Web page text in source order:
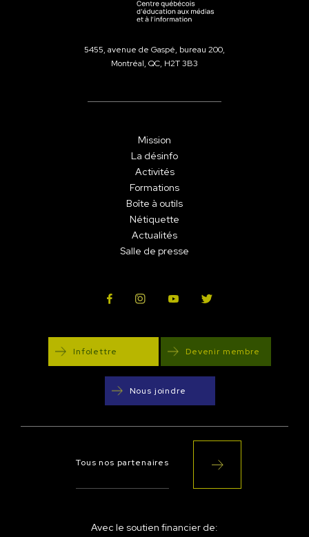
5455, avenue de Gaspé, bureau 200,
Montréal, QC, H2T 3B3
Mission
La désinfo
Activités
Formations
Boîte à outils
Nétiquette
Actualités
Salle de presse
Infolettre Devenir membre
Nous joindre
Avec le soutien financier de:
Tous nos partenaires